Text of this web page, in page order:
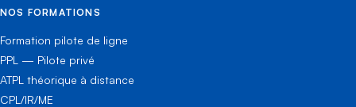
NOS FORMATIONS
Formation pilote de ligne
PPL — Pilote privé
ATPL théorique à distance
CPL/IR/ME